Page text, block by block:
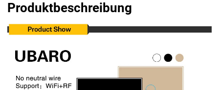
Produktbeschreibung